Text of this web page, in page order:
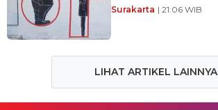
Surakarta | 21:06 WIB
LIHAT ARTIKEL LAINNYA